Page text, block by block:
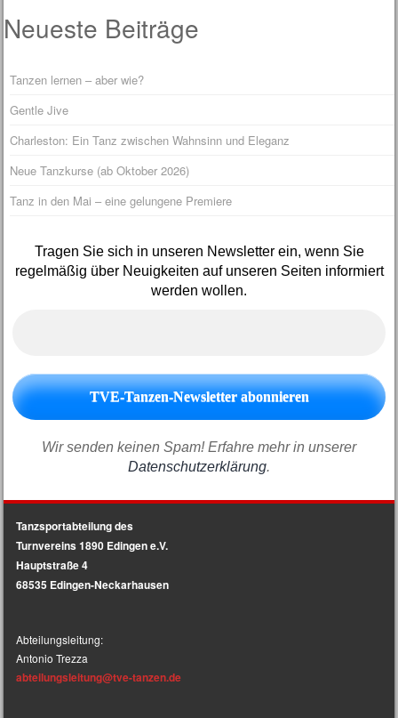
Neueste Beiträge
Tanzen lernen – aber wie?
Gentle Jive
Charleston: Ein Tanz zwischen Wahnsinn und Eleganz
Neue Tanzkurse (ab Oktober 2026)
Tanz in den Mai – eine gelungene Premiere
Tragen Sie sich in unseren Newsletter ein, wenn Sie
regelmäßig über Neuigkeiten auf unseren Seiten informiert
werden wollen.
Wir senden keinen Spam! Erfahre mehr in unserer
Datenschutzerklärung.
Tanzsportabteilung des
Turnvereins 1890 Edingen e.V.
Hauptstraße 4
68535 Edingen-Neckarhausen
Abteilungsleitung:
Antonio Trezza
abteilungsleitung@tve-tanzen.de